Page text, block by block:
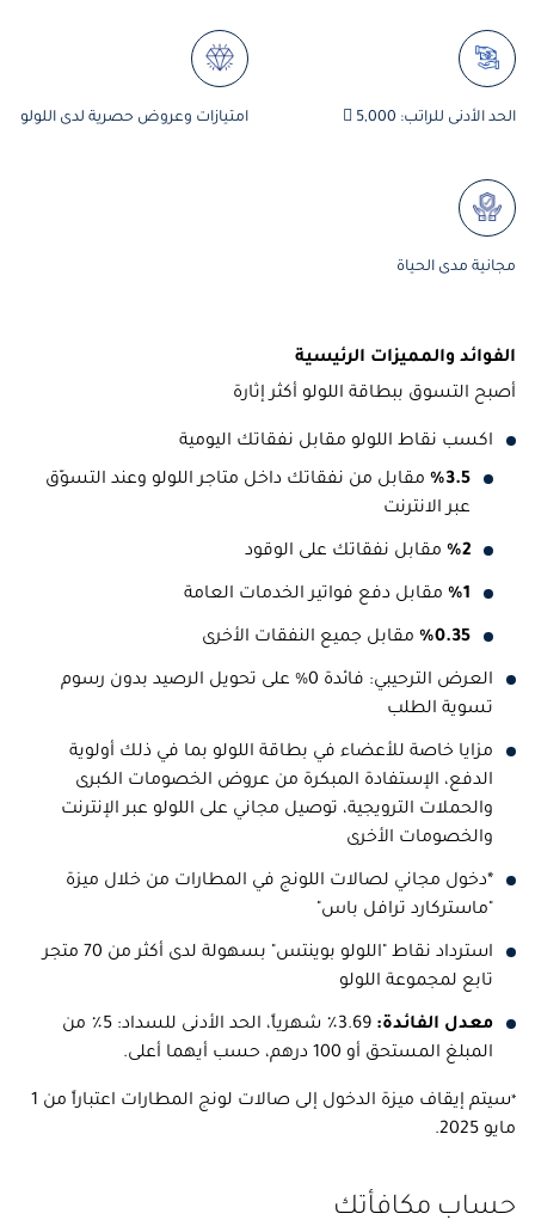
الحد الأدنى للراتب: 5,000  امتيازات وعروض حصرية لدى اللولو
مجانية مدى الحياة
الفوائد والمميزات الرئيسية
أصبح التسوق ببطاقة اللولو أكثر إثارة
اكسب نقاط اللولو مقابل نفقاتك اليومية
%3.5 مقابل من نفقاتك داخل متاجر اللولو وعند التسوّق
عبر الانترنت
%2 مقابل نفقاتك على الوقود
%1 مقابل دفع فواتير الخدمات العامة
%0.35 مقابل جميع النفقات الأخرى
العرض الترحيبي: فائدة 0% على تحويل الرصيد بدون رسوم
تسوية الطلب
مزايا خاصة للأعضاء في بطاقة اللولو بما في ذلك أولوية
الدفع، الإستفادة المبكرة من عروض الخصومات الكبرى
والحملات الترويجية، توصيل مجاني على اللولو عبر الإنترنت
والخصومات الأخرى
*دخول مجاني لصالات اللونج في المطارات من خلال ميزة
"ماستركارد ترافل باس"
استرداد نقاط "اللولو بوينتس" بسهولة لدى أكثر من 70 متجر
تابع لمجموعة اللولو
معدل الفائدة:
3.69٪ شهرياً، الحد الأدنى للسداد: 5٪ من
المبلغ المستحق أو 100 درهم، حسب أيهما أعلى.
*
سيتم إيقاف ميزة الدخول إلى صالات لونج المطارات اعتباراً من 1
مايو 2025.
حساب مكافأتك